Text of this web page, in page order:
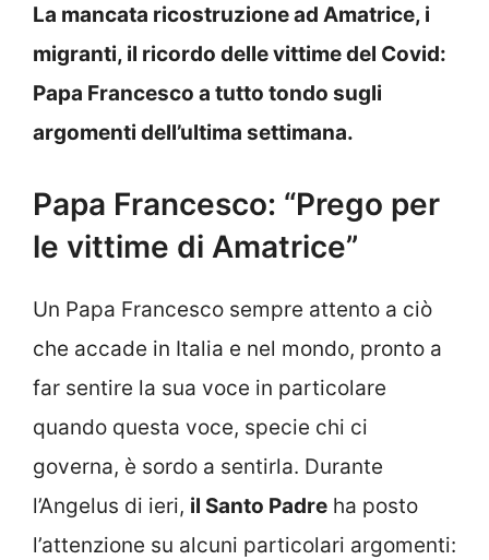
La mancata ricostruzione ad Amatrice, i
migranti, il ricordo delle vittime del Covid:
Papa Francesco a tutto tondo sugli
argomenti dell’ultima settimana.
Papa Francesco: “Prego per
le vittime di Amatrice”
Un Papa Francesco sempre attento a ciò
che accade in Italia e nel mondo, pronto a
far sentire la sua voce in particolare
quando questa voce, specie chi ci
governa, è sordo a sentirla. Durante
l’Angelus di ieri, il Santo Padre ha posto
l’attenzione su alcuni particolari argomenti: